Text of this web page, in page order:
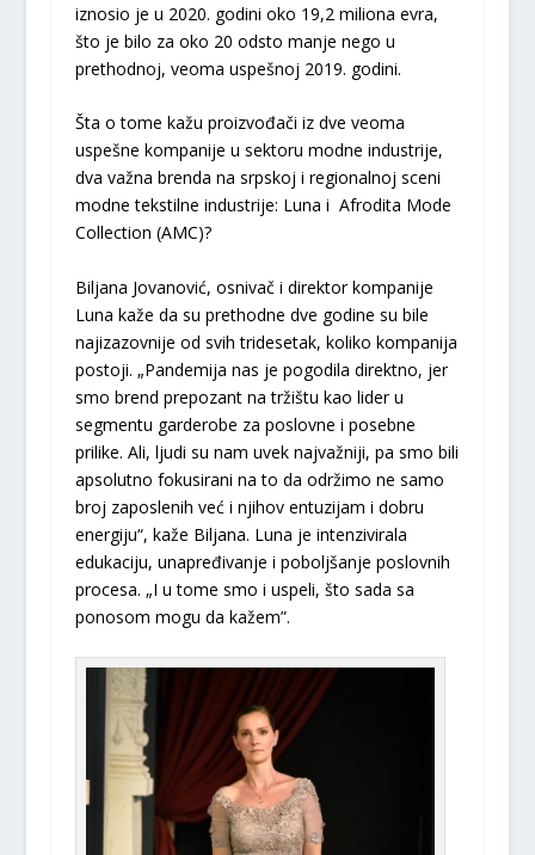
iznosio je u 2020. godini oko 19,2 miliona evra,
što je bilo za oko 20 odsto manje nego u
prethodnoj, veoma uspešnoj 2019. godini.
Šta o tome kažu proizvođači iz dve veoma
uspešne kompanije u sektoru modne industrije,
dva važna brenda na srpskoj i regionalnoj sceni
modne tekstilne industrije: Luna i Afrodita Mode
Collection (AMC)?
Biljana Jovanović, osnivač i direktor kompanije
Luna kaže da su prethodne dve godine su bile
najizazovnije od svih tridesetak, koliko kompanija
postoji. „Pandemija nas je pogodila direktno, jer
smo brend prepozant na tržištu kao lider u
segmentu garderobe za poslovne i posebne
prilike. Ali, ljudi su nam uvek najvažniji, pa smo bili
apsolutno fokusirani na to da održimo ne samo
broj zaposlenih već i njihov entuzijam i dobru
energiju“, kaže Biljana. Luna je intenzivirala
edukaciju, unapređivanje i poboljšanje poslovnih
procesa. „I u tome smo i uspeli, što sada sa
ponosom mogu da kažem”.